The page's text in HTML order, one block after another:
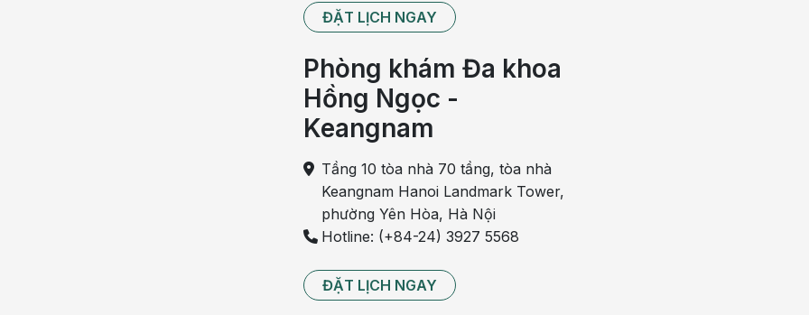
ĐẶT LỊCH NGAY
Phòng khám Đa khoa
Hồng Ngọc -
Keangnam
Tầng 10 tòa nhà 70 tầng, tòa nhà
Keangnam Hanoi Landmark Tower,
phường Yên Hòa, Hà Nội
Hotline: (+84-24) 3927 5568
ĐẶT LỊCH NGAY